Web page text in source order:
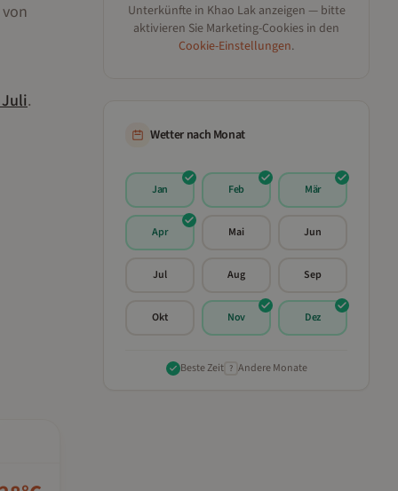
Juli.
Unterkünfte in Khao Lakanzeigen — bitte
aktivieren Sie Marketing-Cookies in den
Cookie-Einstellungen.
Wetter nach Monat
Jan Feb Mär
Apr Mai Jun
Jul Aug Sep
Okt Nov Dez
Beste Zeit ? Andere Monate